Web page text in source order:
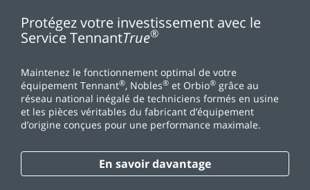
Protégez votre investissement avec le
Service TennantTrue®
Maintenez le fonctionnement optimal de votre
équipement Tennant®, Nobles® et Orbio® grâce au
réseau national inégalé de techniciens formés en usine
et les pièces véritables du fabricant d’équipement
d’origine conçues pour une performance maximale.
En savoir davantage